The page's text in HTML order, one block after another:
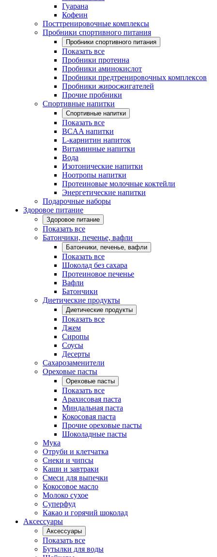
Гуарана
Кофеин
Посттренировочные комплексы
Пробники спортивного питания
Пробники спортивного питания
Показать все
Пробники протеина
Пробники аминокислот
Пробники предтренировочных комплексов
Пробники жиросжигателей
Прочие пробники
Спортивные напитки
Спортивные напитки
Показать все
BCAA напитки
L-карнитин напиток
Витаминные напитки
Вода
Изотонические напитки
Ноотропы напитки
Протеиновые молочные коктейли
Энергетические напитки
Подарочные наборы
Здоровое питание
Здоровое питание
Показать все
Батончики, печенье, вафли
Батончики, печенье, вафли
Показать все
Шоколад без сахара
Протеиновое печенье
Вафли
Батончики
Диетические продукты
Диетические продукты
Показать все
Джем
Сиропы
Соусы
Десерты
Сахарозаменители
Ореховые пасты
Ореховые пасты
Показать все
Арахисовая паста
Миндальная паста
Кокосовая паста
Прочие ореховые пасты
Шоколадные пасты
Мука
Отруби и клетчатка
Снеки и чипсы
Каши и завтраки
Смеси для выпечки
Кокосовое масло
Молоко сухое
Суперфуд
Какао и горячий шоколад
Аксессуары
Аксессуары
Показать все
Бутылки для воды